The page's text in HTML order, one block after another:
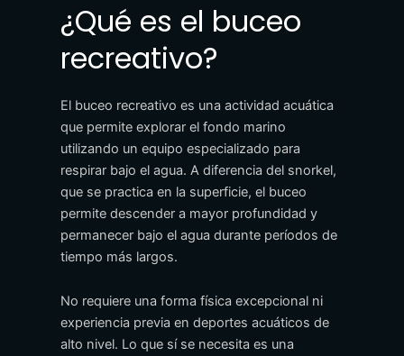
¿Qué es el buceo
recreativo?
El buceo recreativo es una actividad acuática
que permite explorar el fondo marino
utilizando un equipo especializado para
respirar bajo el agua. A diferencia del snorkel,
que se practica en la superficie, el buceo
permite descender a mayor profundidad y
permanecer bajo el agua durante períodos de
tiempo más largos.
No requiere una forma física excepcional ni
experiencia previa en deportes acuáticos de
alto nivel. Lo que sí se necesita es una